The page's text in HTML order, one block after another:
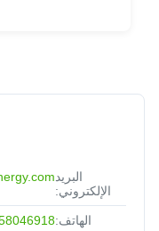
البريد
الإلكتروني:
الهاتف: